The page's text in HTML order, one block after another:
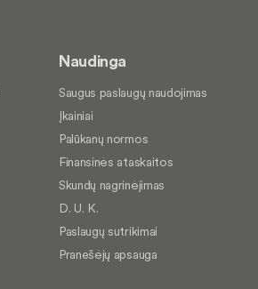
Naudinga
Saugus paslaugų naudojimas
Įkainiai
Palūkanų normos
Finansinės ataskaitos
Skundų nagrinėjimas
D. U. K.
Paslaugų sutrikimai
Pranešėjų apsauga